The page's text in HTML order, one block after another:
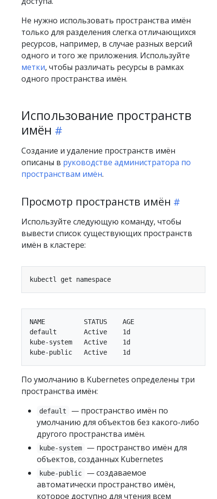
Не нужно использовать пространства имён
только для разделения слегка отличающихся
ресурсов, например, в случае разных версий
одного и того же приложения. Используйте
метки, чтобы различать ресурсы в рамках
одного пространства имён.
Использование пространств
имён
Создание и удаление пространств имён
описаны в руководстве администратора по
пространствам имён.
Просмотр пространств имён
Используйте следующую команду, чтобы
вывести список существующих пространств
имён в кластере:
NAME          STATUS    AGE
default       Active    1d
kube-system   Active    1d
По умолчанию в Kubernetes определены три
пространства имён:
default
— пространство имён по
умолчанию для объектов без какого-либо
другого пространства имён.
kube-system
— пространство имён для
объектов, созданных Kubernetes
kube-public
— создаваемое
автоматически пространство имён,
которое доступно для чтения всем